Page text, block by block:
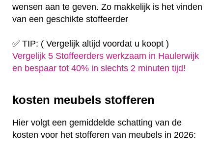
wensen aan te geven. Zo makkelijk is het vinden
van een geschikte stoffeerder
✅ TIP: ( Vergelijk altijd voordat u koopt )
Vergelijk 5 Stoffeerders werkzaam in Haulerwijk
en bespaar tot 40% in slechts 2 minuten tijd!
kosten meubels stofferen
Hier volgt een gemiddelde schatting van de
kosten voor het stofferen van meubels in 2026: